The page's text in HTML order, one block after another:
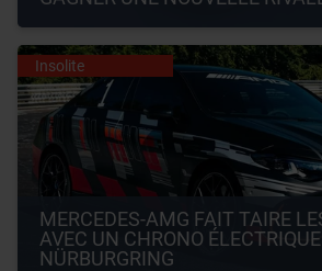
Insolite
MERCEDES-AMG FAIT TAIRE
AVEC UN CHRONO
NÜRBURGRING